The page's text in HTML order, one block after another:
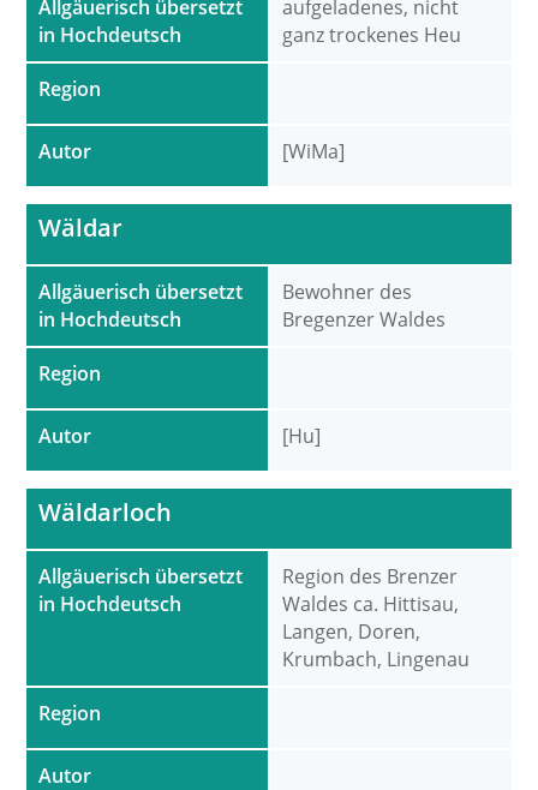
Allgäuerisch übersetzt
in Hochdeutsch
Region
Autor
aufgeladenes, nicht
ganz trockenes Heu
[WiMa]
Allgäuerisch übersetzt
in Hochdeutsch
Region
Autor
Wäldar
Bewohner des
Bregenzer Waldes
[Hu]
Allgäuerisch übersetzt
in Hochdeutsch
Region
Autor
Wäldarloch
Region des Brenzer
Waldes ca. Hittisau,
Langen, Doren,
Krumbach, Lingenau